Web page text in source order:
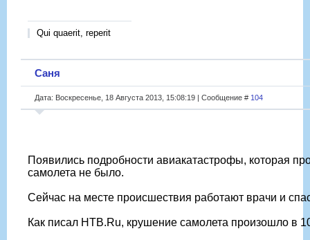
Qui quaerit, reperit
Саня
Дата: Воскресенье, 18 Августа 2013, 15:08:19 | Сообщение # 104
Появились подробности авиакатастрофы, которая
самолета не было.
Сейчас на месте происшествия работают врачи и
Как писал НТВ.Ru, крушение самолета произошло в